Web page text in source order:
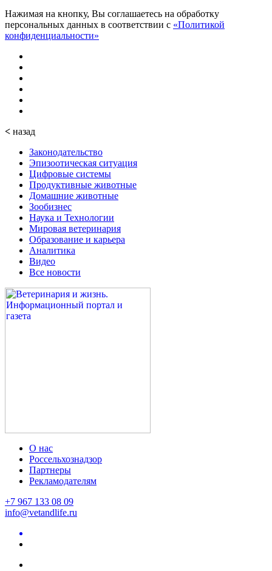
Нажимая на кнопку, Вы соглашаетесь на обработку
персональных данных в соответствии с «Политикой
конфиденциальности»
< назад
Законодательство
Эпизоотическая ситуация
Цифровые системы
Продуктивные животные
Домашние животные
Зообизнес
Наука и Технологии
Мировая ветеринария
Образование и карьера
Аналитика
Видео
Все новости
О нас
Россельхознадзор
Партнеры
Рекламодателям
+7 967 133 08 09
info@vetandlife.ru